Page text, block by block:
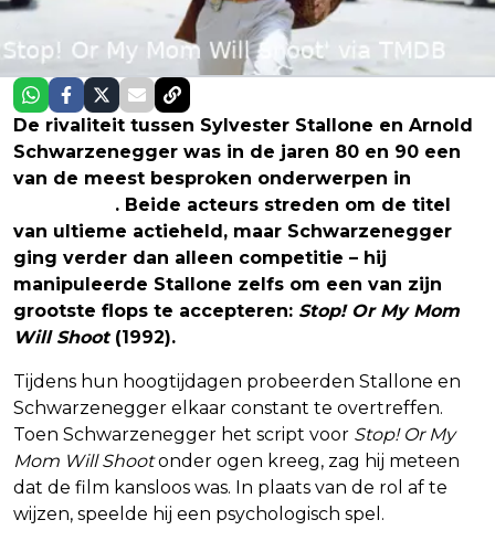
De rivaliteit tussen Sylvester Stallone en Arnold
Schwarzenegger was in de jaren 80 en 90 een
van de meest besproken onderwerpen in
. Beide acteurs streden om de titel
van ultieme actieheld, maar Schwarzenegger
ging verder dan alleen competitie – hij
manipuleerde Stallone zelfs om een van zijn
grootste flops te accepteren: Stop! Or My Mom
Will Shoot(1992).
Tijdens hun hoogtijdagen probeerden Stallone en
Schwarzenegger elkaar constant te overtreffen.
Toen Schwarzenegger het script voor Stop! Or My
Mom Will Shootonder ogen kreeg, zag hij meteen
dat de film kansloos was. In plaats van de rol af te
wijzen, speelde hij een psychologisch spel.